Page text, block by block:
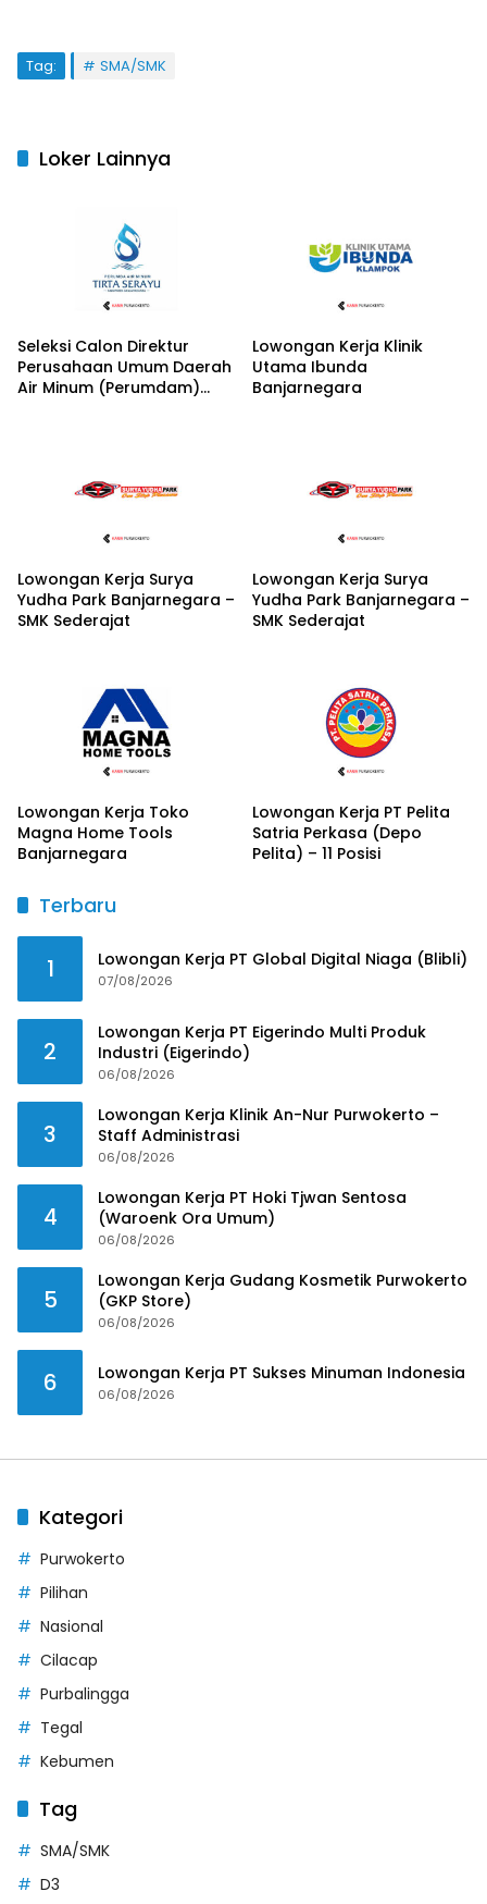
Tag: SMA/SMK
Loker Lainnya
Seleksi Calon Direktur
Perusahaan Umum Daerah
Air Minum (Perumdam)
Lowongan Kerja Klinik
Utama Ibunda
Banjarnegara
Lowongan Kerja Surya
Yudha Park Banjarnegara –
SMK Sederajat
Lowongan Kerja Surya
Yudha Park Banjarnegara –
SMK Sederajat
Lowongan Kerja Toko
Magna Home Tools
Banjarnegara
Lowongan Kerja PT Pelita
Satria Perkasa (Depo
Pelita) – 11 Posisi
Terbaru
1 Lowongan Kerja PT Global Digital Niaga (Blibli)
07/08/2026
2
Lowongan Kerja PT Eigerindo Multi Produk
Industri (Eigerindo)
06/08/2026
3
Lowongan Kerja Klinik An-Nur Purwokerto –
Staff Administrasi
06/08/2026
4
Lowongan Kerja PT Hoki Tjwan Sentosa
(Waroenk Ora Umum)
06/08/2026
5
Lowongan Kerja Gudang Kosmetik Purwokerto
(GKP Store)
06/08/2026
6 Lowongan Kerja PT Sukses Minuman Indonesia
06/08/2026
Kategori
Purwokerto
Pilihan
Nasional
Cilacap
Purbalingga
Tegal
Kebumen
Tag
SMA/SMK
D3